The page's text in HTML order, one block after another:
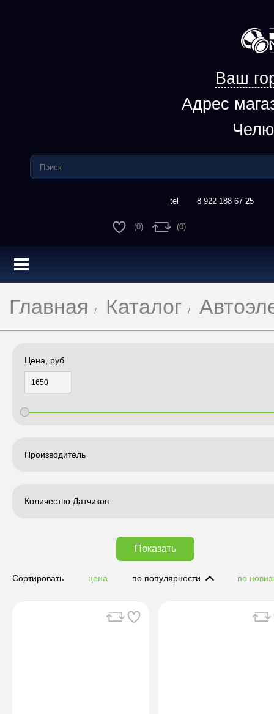
Ваш
Адрес
8 922 188 67 25
(0) (0)
Главная Каталог
Цена, руб
Производитель
Количество Датчиков
Показать
Сортировать цена по популярности по